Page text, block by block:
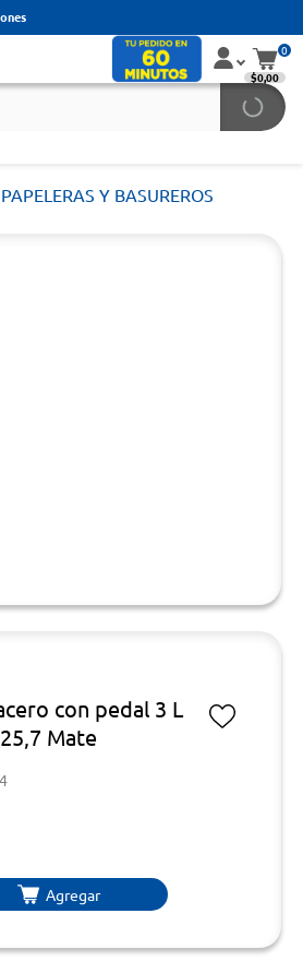
0
$0,00
PAPELERAS Y BASUREROS
con pedal 3 L
Mate
Agregar